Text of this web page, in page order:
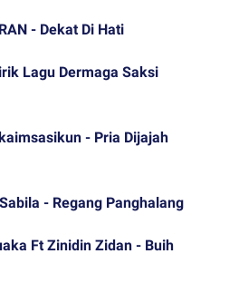
- Dekat Di Hati
Lagu Dermaga Saksi
- Pria Dijajah
- Regang Panghalang
Ft Zinidin Zidan - Buih